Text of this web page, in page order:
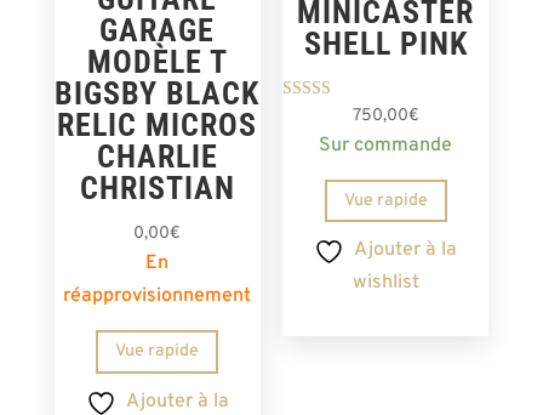
GARAGE
MODÈLE T
BIGSBY BLACK
RELIC MICROS
CHARLIE
CHRISTIAN
0,00€
En
réapprovisionnement
Vue rapide
Ajouter à la
MINICASTER
SHELL PINK
sur 5
750,00€
Sur commande
Vue rapide
Ajouter à la
wishlist